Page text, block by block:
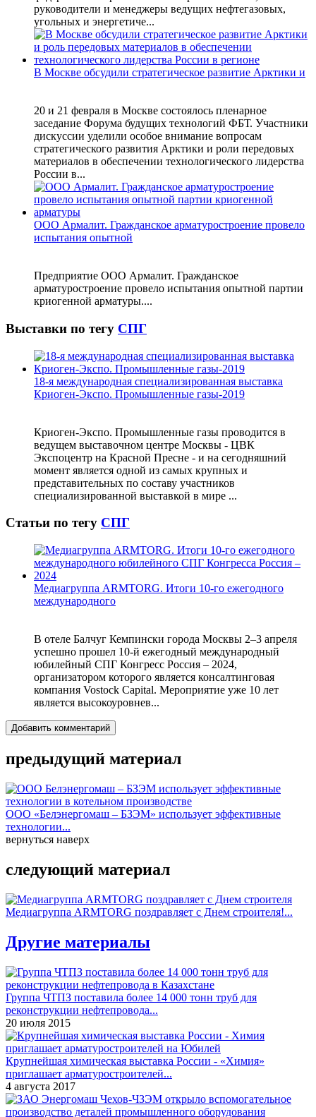
руководители и менеджеры ведущих нефтегазовых,
угольных и энергетиче...
В Москве обсудили стратегическое развитие Арктики и
20 и 21 февраля в Москве состоялось пленарное
заседание Форума будущих технологий ФБТ. Участники
дискуссии уделили особое внимание вопросам
стратегического развития Арктики и роли передовых
материалов в обеспечении технологического лидерства
России в...
ООО Армалит. Гражданское арматуростроение провело
испытания опытной
Предприятие ООО Армалит. Гражданское
арматуростроение провело испытания опытной партии
криогенной арматуры....
Выставки по тегу СПГ
18-я международная специализированная выставка
Криоген-Экспо. Промышленные газы-2019
Криоген-Экспо. Промышленные газы проводится в
ведущем выставочном центре Москвы - ЦВК
Экспоцентр на Красной Пресне - и на сегодняшний
момент является одной из самых крупных и
представительных по составу участников
специализированной выставкой в мире ...
Статьи по тегу СПГ
Медиагруппа ARMTORG. Итоги 10-го ежегодного
международного
В отеле Балчуг Кемпински города Москвы 2–3 апреля
успешно прошел 10-й ежегодный международный
юбилейный СПГ Конгресс Россия – 2024,
организатором которого является консалтинговая
компания Vostock Capital. Мероприятие уже 10 лет
является высокоуровнев...
Добавить комментарий
предыдущий материал
ООО «Белэнергомаш – БЗЭМ» использует эффективные
технологии...
вернуться наверх
следующий материал
Медиагруппа ARMTORG поздравляет с Днем строителя!...
Другие материалы
Группа ЧТПЗ поставила более 14 000 тонн труб для
реконструкции нефтепровода...
20 июля 2015
Крупнейшая химическая выставка России - «Химия»
приглашает арматуростроителей...
4 августа 2017